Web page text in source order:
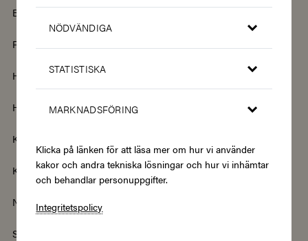
NÖDVÄNDIGA
STATISTISKA
MARKNADSFÖRING
Klicka på länken för att läsa mer om hur vi använder
kakor och andra tekniska lösningar och hur vi inhämtar
och behandlar personuppgifter.
Integritetspolicy
Barn & Baby Böcker & Magasin
Fordon & Transport
Hem & Trädgård
Hotell & Resor Hållbarhet & Second Hand
Kläder & Accessoarer
Kurser Mat & Dryck
Nyheter
Skönhet & Hälsa